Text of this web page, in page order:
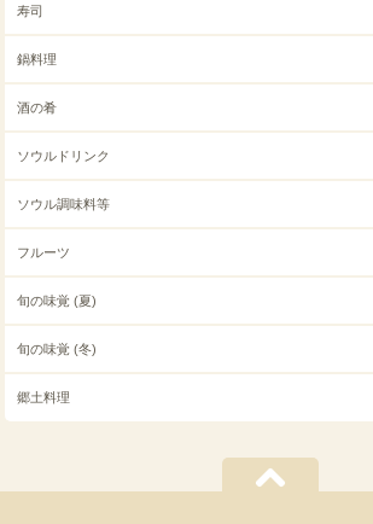
寿司
鍋料理
酒の肴
ソウルドリンク
ソウル調味料等
フルーツ
旬の味覚 (夏)
旬の味覚 (冬)
郷土料理